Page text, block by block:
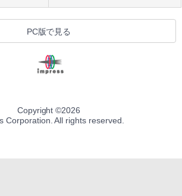
PC版で見る
Copyright ©2026
Corporation. All rights reserved.